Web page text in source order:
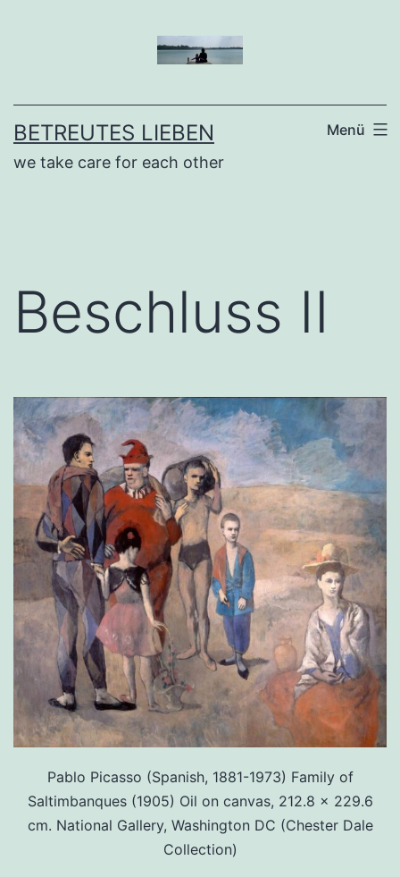
BETREUTES LIEBEN
we take care for each other
Menü
Beschluss II
Pablo Picasso (Spanish, 1881-1973) Family of
Saltimbanques (1905) Oil on canvas, 212.8 x 229.6
cm. National Gallery, Washington DC (Chester Dale
Collection)